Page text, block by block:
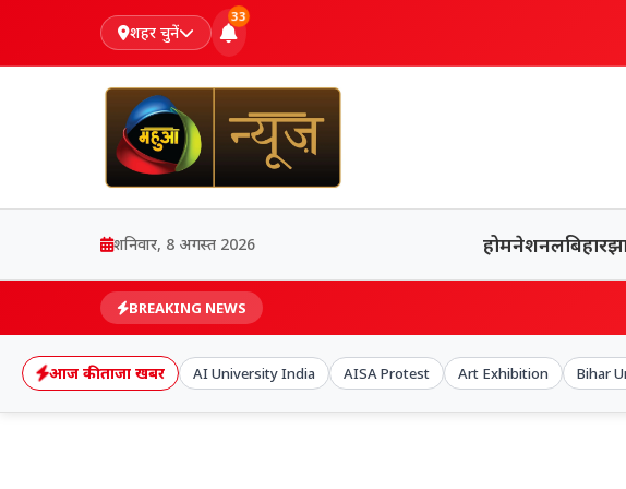
शहर चुनें
33
शनिवार, 8 अगस्त 2026 होमनेशनलबिहार
BREAKING NEWS
आज की ताजा खबर AI University India AISA Protest Art Exhibition Bihar